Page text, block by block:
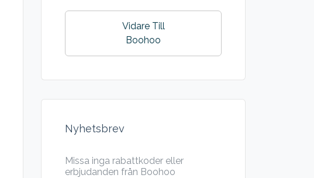
Vidare Till
Boohoo
Nyhetsbrev
Missa inga rabattkoder eller
erbjudanden från Boohoo